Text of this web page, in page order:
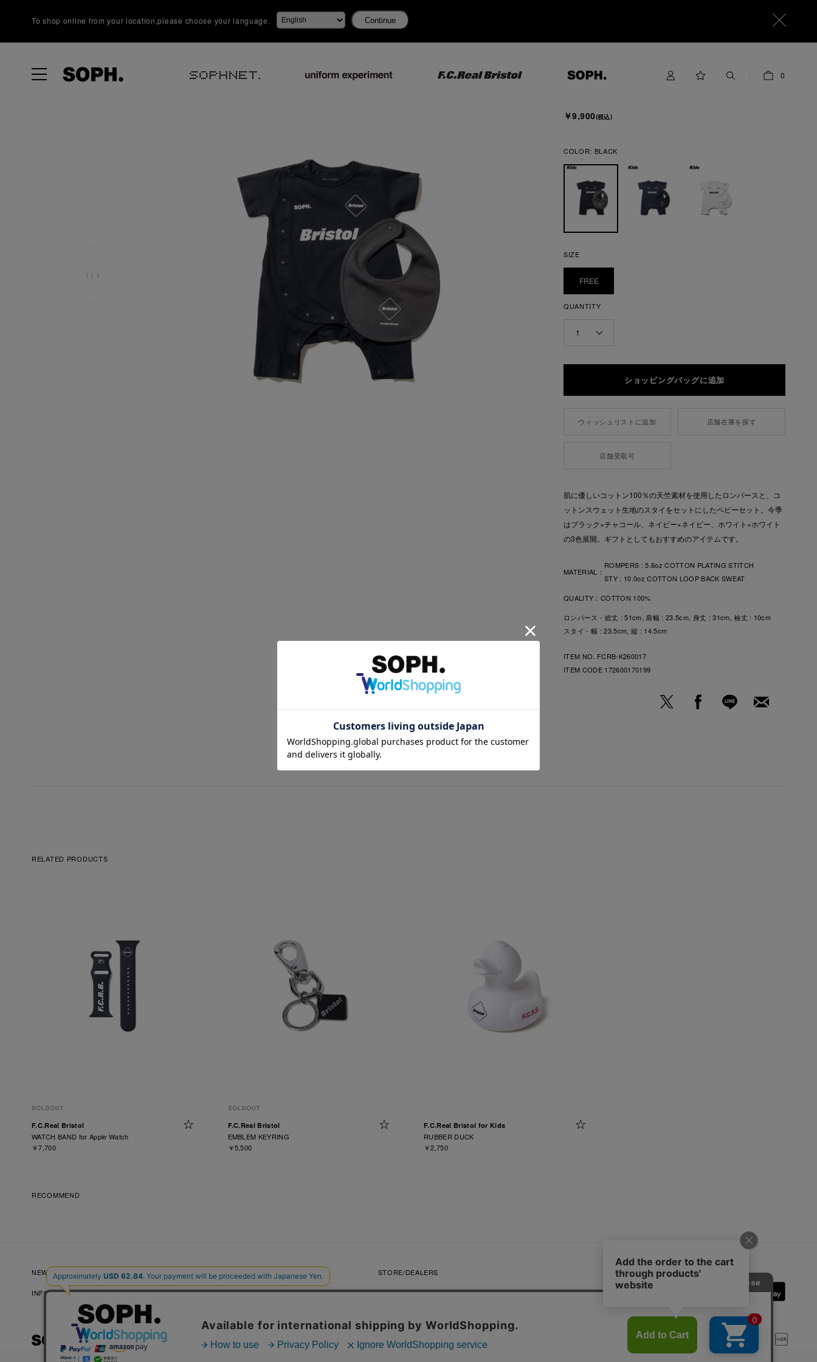
To shop online from your location,please choose your language. Continue
0
1 | 1
F.C.Real Bristol for Kids
￥9,900(税込)
COLOR: BLACK
SIZE
FREE
QUANTITY
1
ウィッシュリストに追加 店舗在庫を探す
店舗受取可
肌に優しいコットン100％の天竺素材を使用したロンパースと、コ
ットンスウェット生地のスタイをセットにしたベビーセット。今季
はブラック×チャコール、ネイビー×ネイビー、ホワイト×ホワイト
の3色展開。ギフトとしてもおすすめのアイテムです。
MATERIAL：
ROMPERS : 5.6oz COTTON PLATING STITCH
STY : 10.0oz COTTON LOOP BACK SWEAT
QUALITY： COTTON 100%
ロンパース - 総丈 : 51cm, 肩幅 : 23.5cm, 身丈 : 31cm, 袖丈 : 10cm
スタイ - 幅 : 23.5cm, 縦 : 14.5cm
ITEM NO. FCRB-K260017
ITEM CODE 172600170199
RELATED PRODUCTS
F.C.Real Bristol
WATCH BAND for Apple Watch
￥7,700
F.C.Real Bristol
EMBLEM KEYRING
￥5,500
F.C.Real Bristol for Kids
RUBBER DUCK
￥2,750
RECOMMEND
NEW ARRIVALS NEWS LOOKBOOKS VIDEOS STORE/DEALERS
INFORMATION RECRUIT FAQ CONTACT SOPH. MEMBERS
プライバシーポリシー 特定商取引法に基づく表記 利用規約 店舗受取サービス コンビニ・営業店受取サービス
SOPH.App